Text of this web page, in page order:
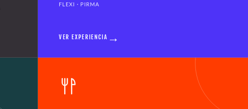
FLEXI · PIRMA
VER EXPERIENCIA →